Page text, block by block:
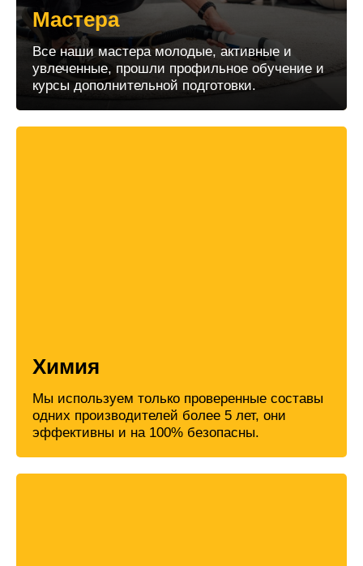
Мастера
Все наши мастера молодые, активные и
увлеченные, прошли профильное обучение и
курсы дополнительной подготовки.
Химия
Мы используем только проверенные составы
одних производителей более 5 лет, они
эффективны и на 100% безопасны.